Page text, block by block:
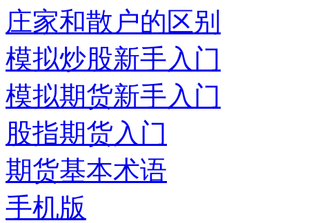
庄家和散户的区别
模拟炒股新手入门
模拟期货新手入门
股指期货入门
期货基本术语
手机版